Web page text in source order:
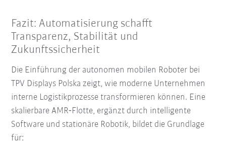
Fazit: Automatisierung schafft
Transparenz, Stabilität und
Zukunftssicherheit
Die Einführung der autonomen mobilen Roboter bei
TPV Displays Polska zeigt, wie moderne Unternehmen
interne Logistikprozesse transformieren können. Eine
skalierbare AMR‑Flotte, ergänzt durch intelligente
Software und stationäre Robotik, bildet die Grundlage
für: